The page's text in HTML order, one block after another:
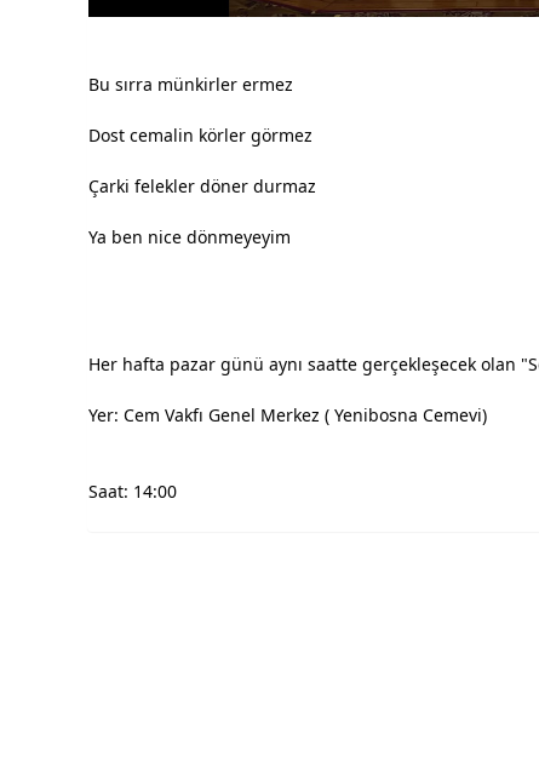
Bu sırra münkirler ermez
Dost cemalin körler görmez
Çarki felekler döner durmaz
Ya ben nice dönmeyeyim
Her hafta pazar günü aynı saatte gerçekleşecek olan
Yer: Cem Vakfı Genel Merkez ( Yenibosna Cemevi)
Saat: 14:00